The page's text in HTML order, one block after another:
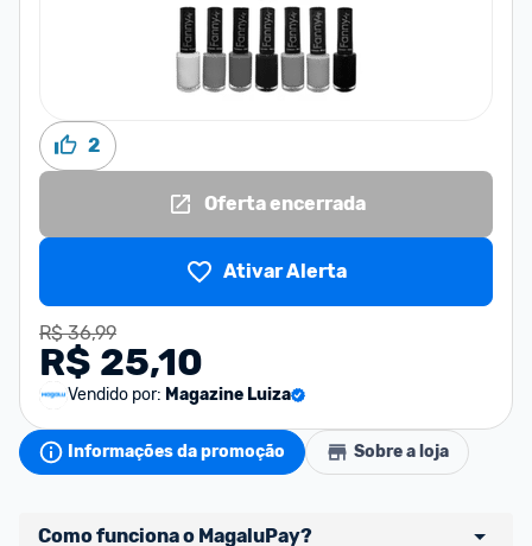
2
Oferta encerrada
Ativar Alerta
R$ 36,99
R$ 25,10
Vendido por: Magazine Luiza
Informações da promoção Sobre a loja
Como funciona o MagaluPay?